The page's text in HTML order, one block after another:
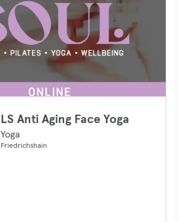
LS Anti Aging Face Yoga
Yoga
Friedrichshain